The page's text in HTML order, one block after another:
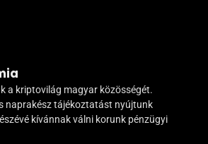
a kriptovilág magyar közösségét.
naprakész tájékoztatást nyújtunk
kívánnak válni korunk pénzügyi